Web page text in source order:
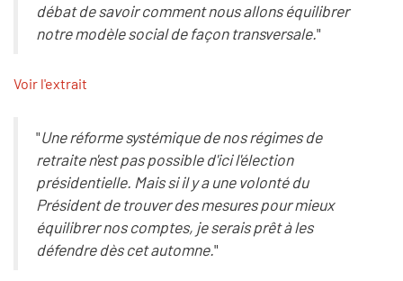
débat de savoir comment nous allons équilibrer
notre modèle social de façon transversale."
Voir l'extrait
"Une réforme systémique de nos régimes de
retraite n'est pas possible d'ici l'élection
présidentielle. Mais si il y a une volonté du
Président de trouver des mesures pour mieux
équilibrer nos comptes, je serais prêt à les
défendre dès cet automne."